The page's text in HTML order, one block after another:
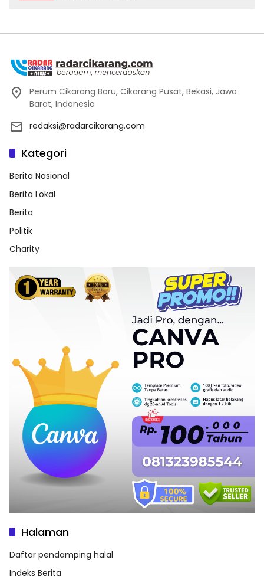
Perum Cikarang Baru, Cikarang Pusat, Bekasi, Jawa
Barat, Indonesia
redaksi@radarcikarang.com
Kategori
Berita Nasional
Berita Lokal
Berita
Politik
Charity
Halaman
Daftar pendamping halal
Indeks Berita